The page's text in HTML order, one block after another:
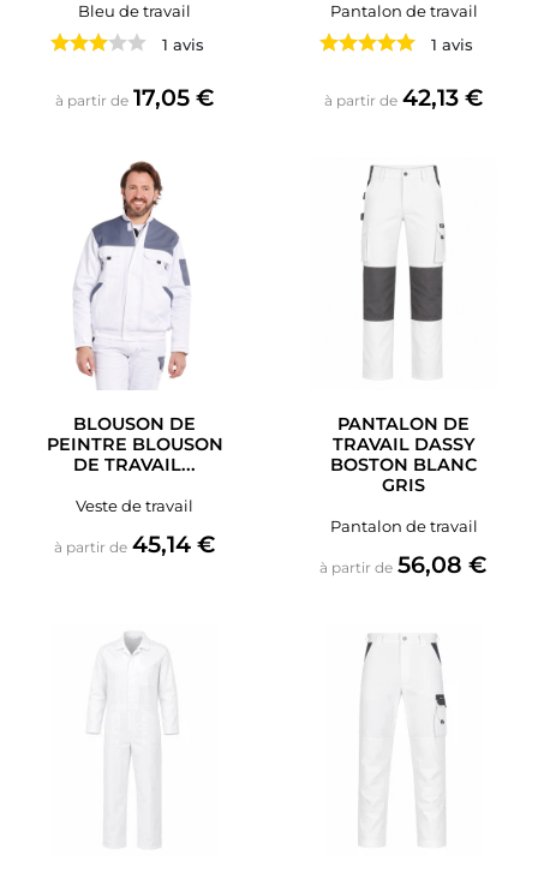
Bleu de travail
1 avis
à partir de Prix
17,05 €
Pantalon de travail
1 avis
à partir de Prix
42,13 €
BLOUSON DE
PEINTRE BLOUSON
DE TRAVAIL...
Veste de travail
à partir de Prix
45,14 €
PANTALON DE
TRAVAIL DASSY
BOSTON BLANC
GRIS
Pantalon de travail
à partir de Prix
56,08 €